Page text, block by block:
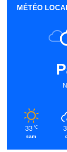
MÉTÉO
33 ℃
sam